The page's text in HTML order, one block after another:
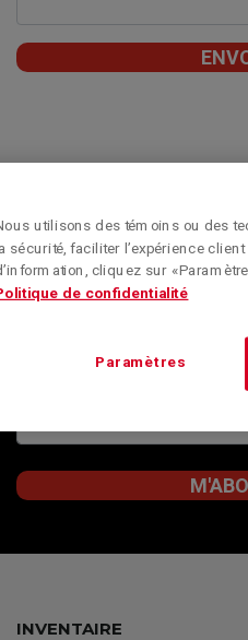
Obtenez toute
conseils et les offres
en vous inscrivant à
INVENTAIRE
utilisons des témoins ou des
sécurité, faciliter l’expérience
cliquez sur «
de confidentialité
Paramètres